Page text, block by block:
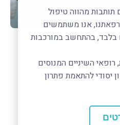
תותבות מהווה טיפול
אנו משתמשים
בלבד, בהתחשב במורכבות
השיניים המנוסים
יסודי להתאמת פתרון